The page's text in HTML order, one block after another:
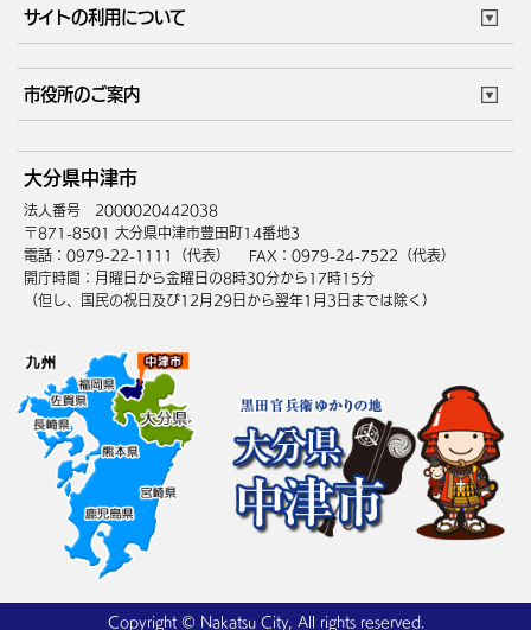
サイトの利用について
サイトマップ
市役所のご案内
庁舎地図 組織案内
中津市へのアクセス
大分県中津市
法人番号 2000020442038
〒871-8501 大分県中津市豊田町14番地3
電話：0979-22-1111（代表）
FAX：0979-24-7522（代表）
開庁時間：月曜日から金曜日の8時30分から17時15分
（但し、国民の祝日及び12月29日から翌年1月3日までは除く）
Copyright © Nakatsu City, All rights reserved.